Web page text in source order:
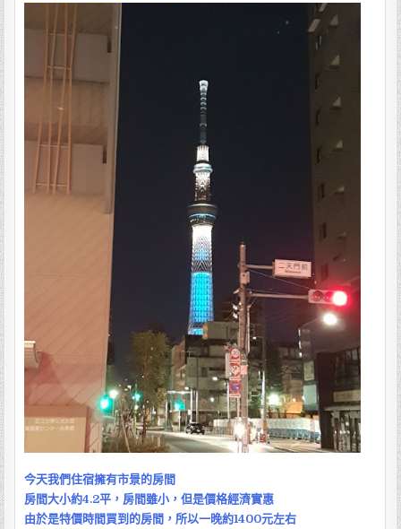
今天我們住宿擁有市景的房間
房間大小約4.2平，房間雖小，但是價格經濟實惠
由於是特價時間買到的房間，所以一晚約1400元左右